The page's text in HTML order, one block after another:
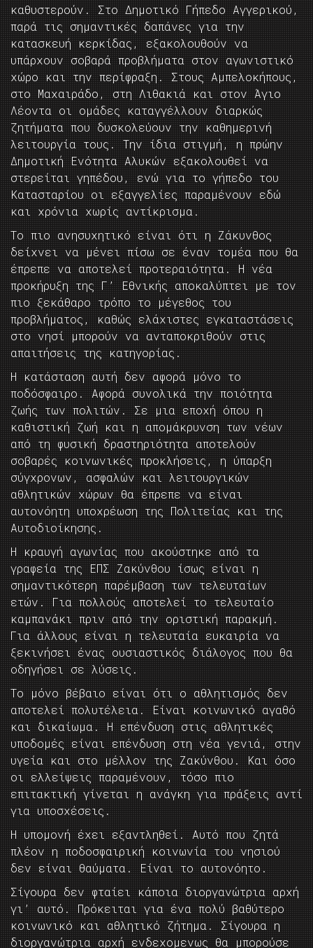
καθυστερούν. Στο Δημοτικό Γήπεδο Αγγερικού,
παρά τις σημαντικές δαπάνες για την
κατασκευή κερκίδας, εξακολουθούν να
υπάρχουν σοβαρά προβλήματα στον αγωνιστικό
χώρο και την περίφραξη. Στους Αμπελοκήπους,
στο Μαχαιράδο, στη Λιθακιά και στον Άγιο
Λέοντα οι ομάδες καταγγέλλουν διαρκώς
ζητήματα που δυσκολεύουν την καθημερινή
λειτουργία τους. Την ίδια στιγμή, η πρώην
Δημοτική Ενότητα Αλυκών εξακολουθεί να
στερείται γηπέδου, ενώ για το γήπεδο του
Κατασταρίου οι εξαγγελίες παραμένουν εδώ
και χρόνια χωρίς αντίκρισμα.
Το πιο ανησυχητικό είναι ότι η Ζάκυνθος
δείχνει να μένει πίσω σε έναν τομέα που θα
έπρεπε να αποτελεί προτεραιότητα. Η νέα
προκήρυξη της Γ’ Εθνικής αποκαλύπτει με τον
πιο ξεκάθαρο τρόπο το μέγεθος του
προβλήματος, καθώς ελάχιστες εγκαταστάσεις
στο νησί μπορούν να ανταποκριθούν στις
απαιτήσεις της κατηγορίας.
Η κατάσταση αυτή δεν αφορά μόνο το
ποδόσφαιρο. Αφορά συνολικά την ποιότητα
ζωής των πολιτών. Σε μια εποχή όπου η
καθιστική ζωή και η απομάκρυνση των νέων
από τη φυσική δραστηριότητα αποτελούν
σοβαρές κοινωνικές προκλήσεις, η ύπαρξη
σύγχρονων, ασφαλών και λειτουργικών
αθλητικών χώρων θα έπρεπε να είναι
αυτονόητη υποχρέωση της Πολιτείας και της
Αυτοδιοίκησης.
Η κραυγή αγωνίας που ακούστηκε από τα
γραφεία της ΕΠΣ Ζακύνθου ίσως είναι η
σημαντικότερη παρέμβαση των τελευταίων
ετών. Για πολλούς αποτελεί το τελευταίο
καμπανάκι πριν από την οριστική παρακμή.
Για άλλους είναι η τελευταία ευκαιρία να
ξεκινήσει ένας ουσιαστικός διάλογος που θα
οδηγήσει σε λύσεις.
Το μόνο βέβαιο είναι ότι ο αθλητισμός δεν
αποτελεί πολυτέλεια. Είναι κοινωνικό αγαθό
και δικαίωμα. Η επένδυση στις αθλητικές
υποδομές είναι επένδυση στη νέα γενιά, στην
υγεία και στο μέλλον της Ζακύνθου. Και όσο
οι ελλείψεις παραμένουν, τόσο πιο
επιτακτική γίνεται η ανάγκη για πράξεις αντί
για υποσχέσεις.
Η υπομονή έχει εξαντληθεί. Αυτό που ζητά
πλέον η ποδοσφαιρική κοινωνία του νησιού
δεν είναι θαύματα. Είναι το αυτονόητο.
Σίγουρα δεν φταίει κάποια διοργανώτρια αρχή
γι’ αυτό. Πρόκειται για ένα πολύ βαθύτερο
κοινωνικό και αθλητικό ζήτημα. Σίγουρα η
διοργανώτρια αρχή ενδεχομενως θα μπορούσε